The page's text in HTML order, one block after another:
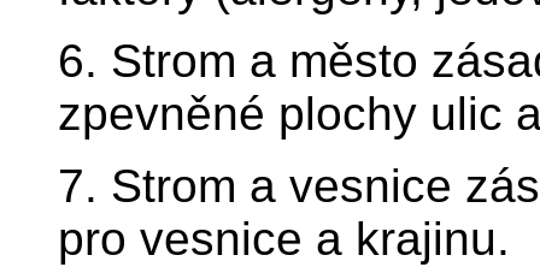
6. Strom a město
zpevněné plochy ulic
7. Strom a vesnice
pro vesnice a krajinu.